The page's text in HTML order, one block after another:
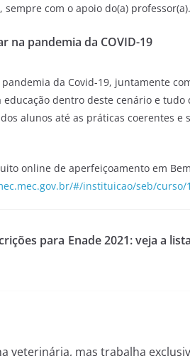
com o apoio do(a) professor(a).
na pandemia da COVID-19
da Covid-19, juntamente
dentro deste cenário e tudo
alunos até as práticas coerentes e
online de aperfeiçoamento em
#/instituicao/seb/curso/
para Enade 2021: veja a
veterinária, mas trabalha